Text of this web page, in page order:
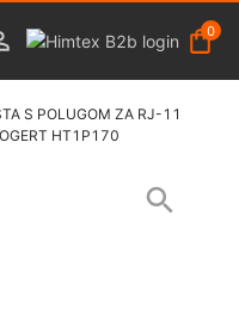
0
S POLUGOM ZA RJ-11
HT1P170